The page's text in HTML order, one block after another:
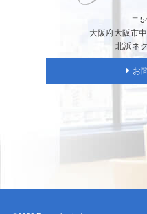
〒
大阪府大阪市
北浜ネ
お